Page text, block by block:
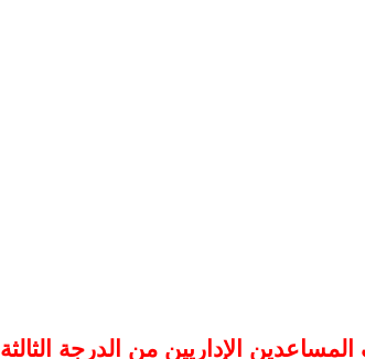
الإداريين من الدرجة الثالثة